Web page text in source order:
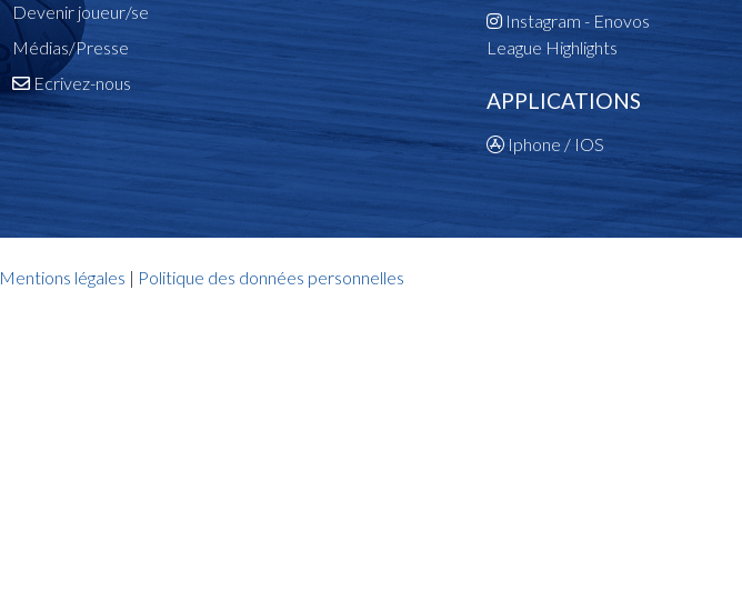
Devenir joueur/se
Médias/Presse
Ecrivez-nous
Instagram - Enovos
League Highlights
APPLICATIONS
Iphone / IOS
Mentions légales | Politique des données personnelles